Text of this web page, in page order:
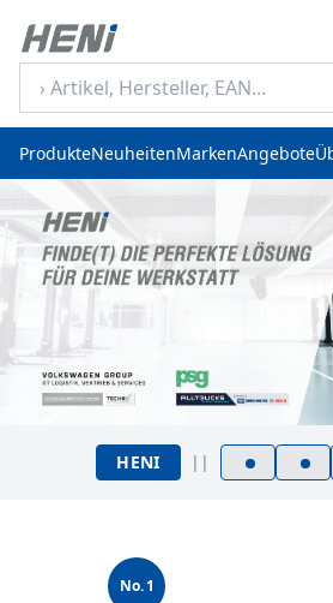
ProdukteNeuheitenMarkenAngebote
HENI ||
No. 1